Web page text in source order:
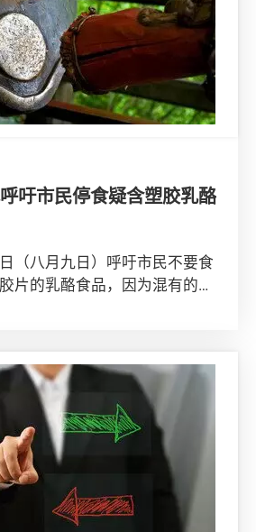
吁市民停食疑含塑胶乳酪
（八月九日）呼吁市民不要食
片的乳酪食品，因为混有的塑